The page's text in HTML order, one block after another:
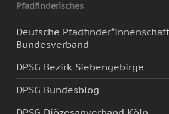
Pfadfinderisches
Deutsche
Bundesverband
DPSG Bezirk Siebengebirge
DPSG Bundesblog